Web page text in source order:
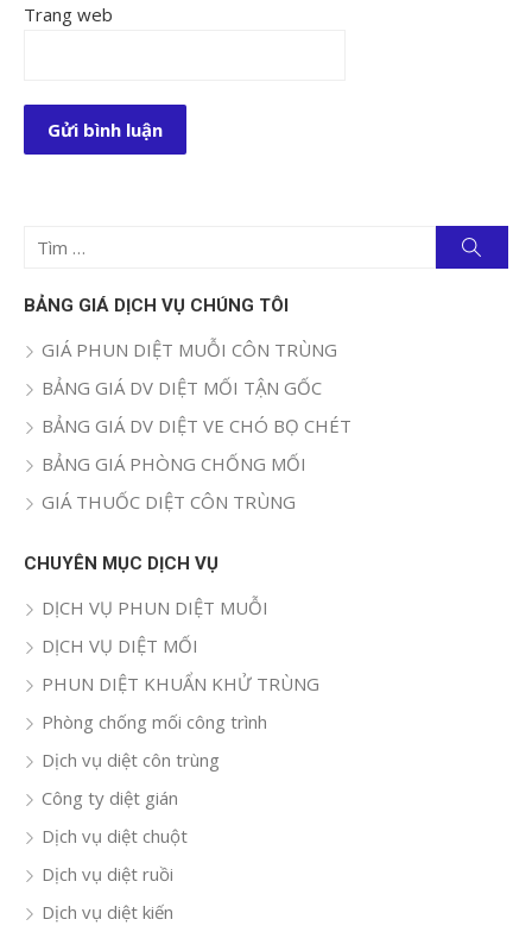
Trang web
Tìm
quả
kiếm
BẢNG GIÁ DỊCH VỤ CHÚNG TÔI
GIÁ PHUN DIỆT MUỖI CÔN TRÙNG
BẢNG GIÁ DV DIỆT MỐI TẬN GỐC
BẢNG GIÁ DV DIỆT VE CHÓ BỌ CHÉT
BẢNG GIÁ PHÒNG CHỐNG MỐI
GIÁ THUỐC DIỆT CÔN TRÙNG
CHUYÊN MỤC DỊCH VỤ
DỊCH VỤ PHUN DIỆT MUỖI
DỊCH VỤ DIỆT MỐI
PHUN DIỆT KHUẨN KHỬ TRÙNG
Phòng chống mối công trình
Dịch vụ diệt côn trùng
Công ty diệt gián
Dịch vụ diệt chuột
Dịch vụ diệt ruồi
Dịch vụ diệt kiến